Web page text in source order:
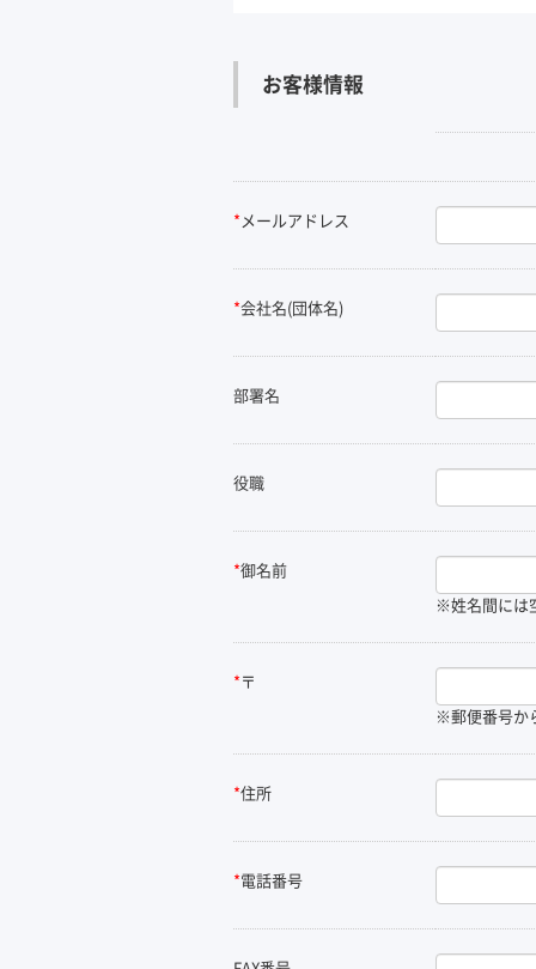
お客様情報
* メールアドレス
*会社名(団体名)
部署名
役職
*御名前
※姓名間には
* 〒
※郵便番号か
*住所
*電話番号